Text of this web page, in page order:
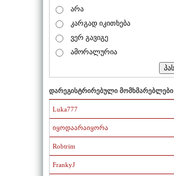
არა
კარგად იკითხება
ვერ გავიგე
ამორალურია
დარეგისტრირებული მომხმარებლები
Luka777
იყოდაარაიყორა
Robtrim
FrankyJ